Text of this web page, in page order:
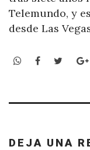
Telemundo, y
desde Las
WhatsApp
Facebook
DEJA UNA